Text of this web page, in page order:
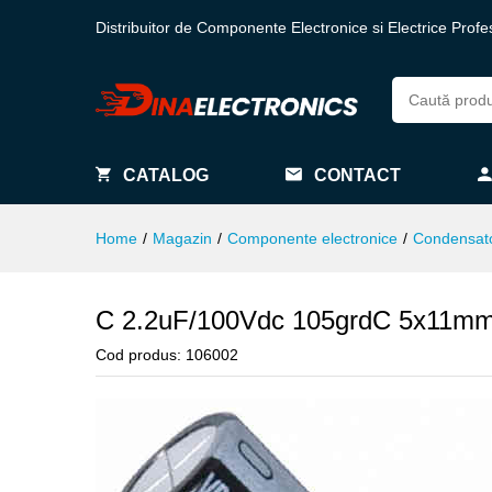
Distribuitor de Componente Electronice si Electrice
CATALOG CONTACT
Home / Magazin / Componente electronice /
C 2.2uF/100Vdc 105grdC
Cod produs: 106002